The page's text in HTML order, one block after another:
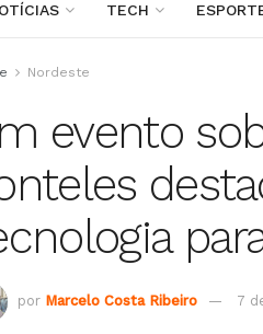
TECH
Nordeste
evento
por Marcelo Costa Ribeiro 7